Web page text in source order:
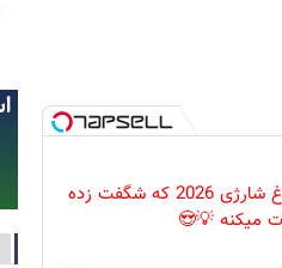
پرکاربردترین چراغ شارژی 2026 که شگفت زده
میکنه 💡😍